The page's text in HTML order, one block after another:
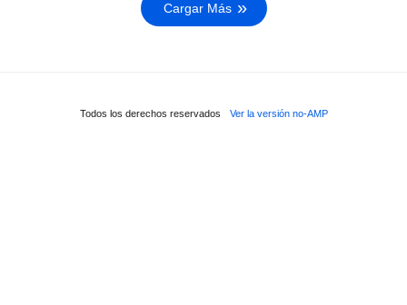
Cargar Más
Todos los derechos reservados Ver la versión no-AMP